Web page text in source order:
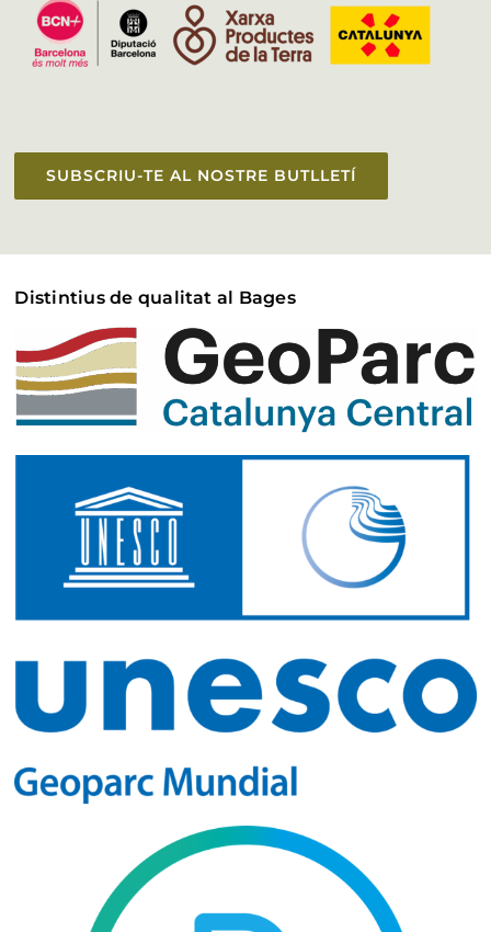
SUBSCRIU-TE AL NOSTRE BUTLLETÍ
Distintius de qualitat al Bages